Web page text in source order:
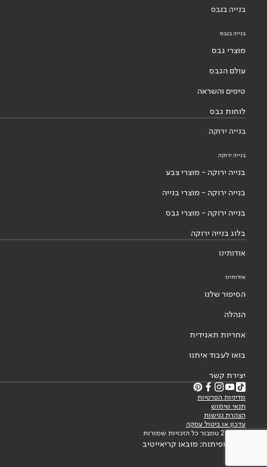
בנייה בגבס
בנייה בגבס
מוצרי גבס
עולם הגבס
טיפים והשראה
לוחות גבס
בנייה ירוקה
בנייה ירוקה
בנייה ירוקה - מוצרי צבע
בנייה ירוקה - מוצרי בנייה
בנייה ירוקה - מוצרי גבס
בלוג בנייה ירוקה
אודותינו
אודותינו
הסיפור שלנו
הנהלה
אחריות תאגידית
בואו לעבוד איתנו
יצירת קשר
מדיניות הפרטיות
תנאי שימוש
הצהרת נגישות
עדכון או ביטול עסקה
© 2026 טמבור כל הזכויות שמורות
עיצוב ופיתוח: מובאו קריאייטיב